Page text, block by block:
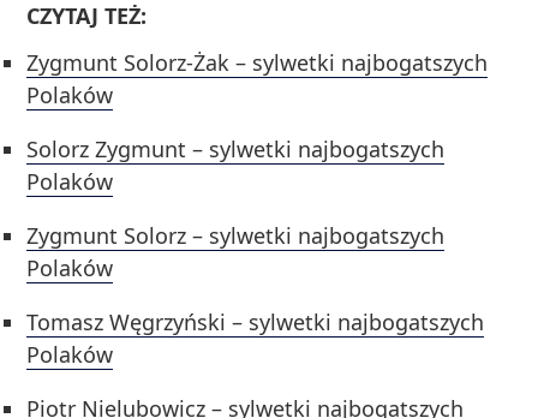
CZYTAJ TEŻ:
Zygmunt Solorz-Żak – sylwetki najbogatszych
Polaków
Solorz Zygmunt – sylwetki najbogatszych
Polaków
Zygmunt Solorz – sylwetki najbogatszych
Polaków
Tomasz Węgrzyński – sylwetki najbogatszych
Polaków
Piotr Nielubowicz – sylwetki najbogatszych